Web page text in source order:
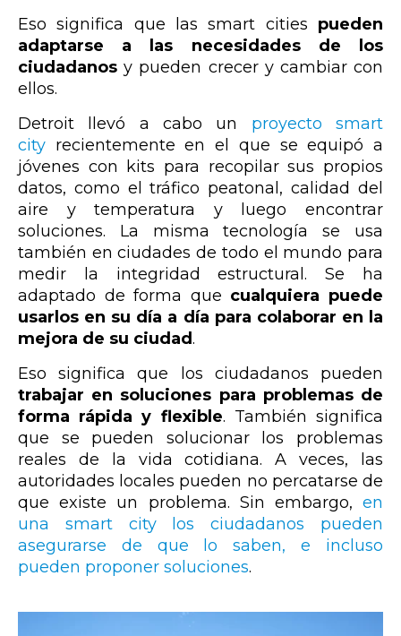
Eso significa que las smart cities pueden
adaptarse a las necesidades de los
ciudadanos y pueden crecer y cambiar con
ellos.
Detroit llevó a cabo un proyecto smart
city recientemente en el que se equipó a
jóvenes con kits para recopilar sus propios
datos, como el tráfico peatonal, calidad del
aire y temperatura y luego encontrar
soluciones. La misma tecnología se usa
también en ciudades de todo el mundo para
medir la integridad estructural. Se ha
adaptado de forma que cualquiera puede
usarlos en su día a día para colaborar en la
mejora de su ciudad.
Eso significa que los ciudadanos pueden
trabajar en soluciones para problemas de
forma rápida y flexible. También significa
que se pueden solucionar los problemas
reales de la vida cotidiana. A veces, las
autoridades locales pueden no percatarse de
que existe un problema. Sin embargo, en
una smart city los ciudadanos pueden
asegurarse de que lo saben, e incluso
pueden proponer soluciones.